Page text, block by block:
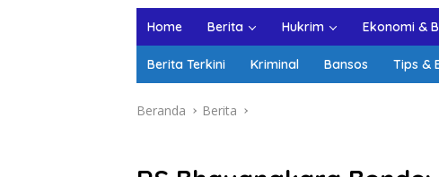
Ungkap
Home Berita Hukrim Ekonomi &
Berita Terkini Kriminal Bansos Tips &
Beranda Berita